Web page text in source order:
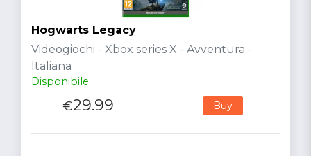
Hogwarts Legacy
Videogiochi - Xbox series X - Avventura -
Italiana
Disponibile
€29.99 Buy